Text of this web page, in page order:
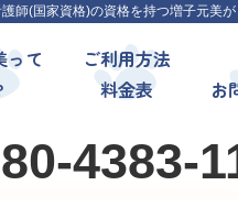
(国家資格)の資格を持つ増子元美
って
ご利用方法
料金表
お
4383-